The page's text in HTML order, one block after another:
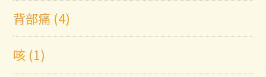
背部痛 (4)
咳 (1)